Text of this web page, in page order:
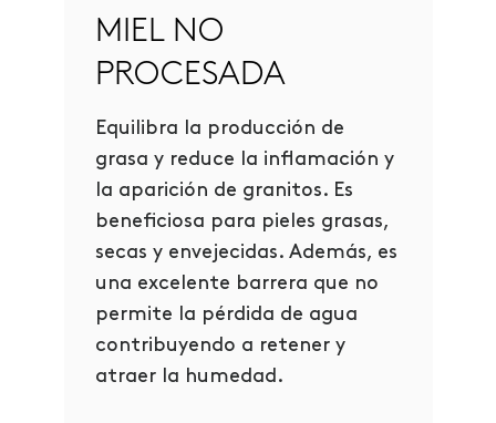
MIEL NO
PROCESADA
Equilibra la producción de
grasa y reduce la inflamación y
la aparición de granitos. Es
beneficiosa para pieles grasas,
secas y envejecidas. Además, es
una excelente barrera que no
permite la pérdida de agua
contribuyendo a retener y
atraer la humedad.